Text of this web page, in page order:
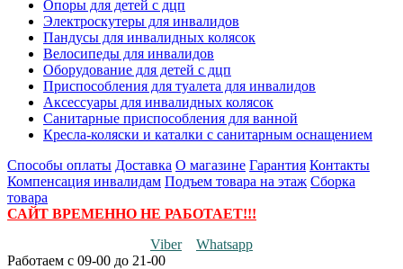
Опоры для детей с дцп
Электроскутеры для инвалидов
Пандусы для инвалидных колясок
Велосипеды для инвалидов
Оборудование для детей с дцп
Приспособления для туалета для инвалидов
Аксессуары для инвалидных колясок
Санитарные приспособления для ванной
Кресла-коляски и каталки с санитарным оснащением
Способы оплаты Доставка О магазине Гарантия Контакты
Компенсация инвалидам Подъем товара на этаж Сборка
товара
САЙТ ВРЕМЕННО НЕ РАБОТАЕТ!!!
Viber
Whatsapp
Работаем с 09-00 до 21-00